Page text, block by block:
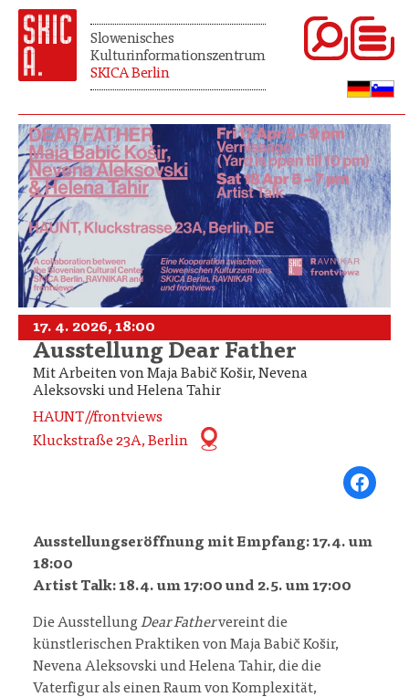
Slowenisches
Kulturinformationszentrum
SKICA Berlin
17. 4. 2026, 18:00
Ausstellung Dear Father
Mit Arbeiten von Maja Babič Košir, Nevena
Aleksovski und Helena Tahir
HAUNT//frontviews
Kluckstraße 23A, Berlin
Share on
Ausstellungseröffnung mit Empfang: 17.4. um
18:00
Artist Talk: 18.4. um 17:00 und 2.5. um 17:00
Die AusstellungDear Fathervereint die
künstlerischen Praktiken von Maja Babič Košir,
Nevena Aleksovski und Helena Tahir, die die
Vaterfigur als einen Raum von Komplexität,